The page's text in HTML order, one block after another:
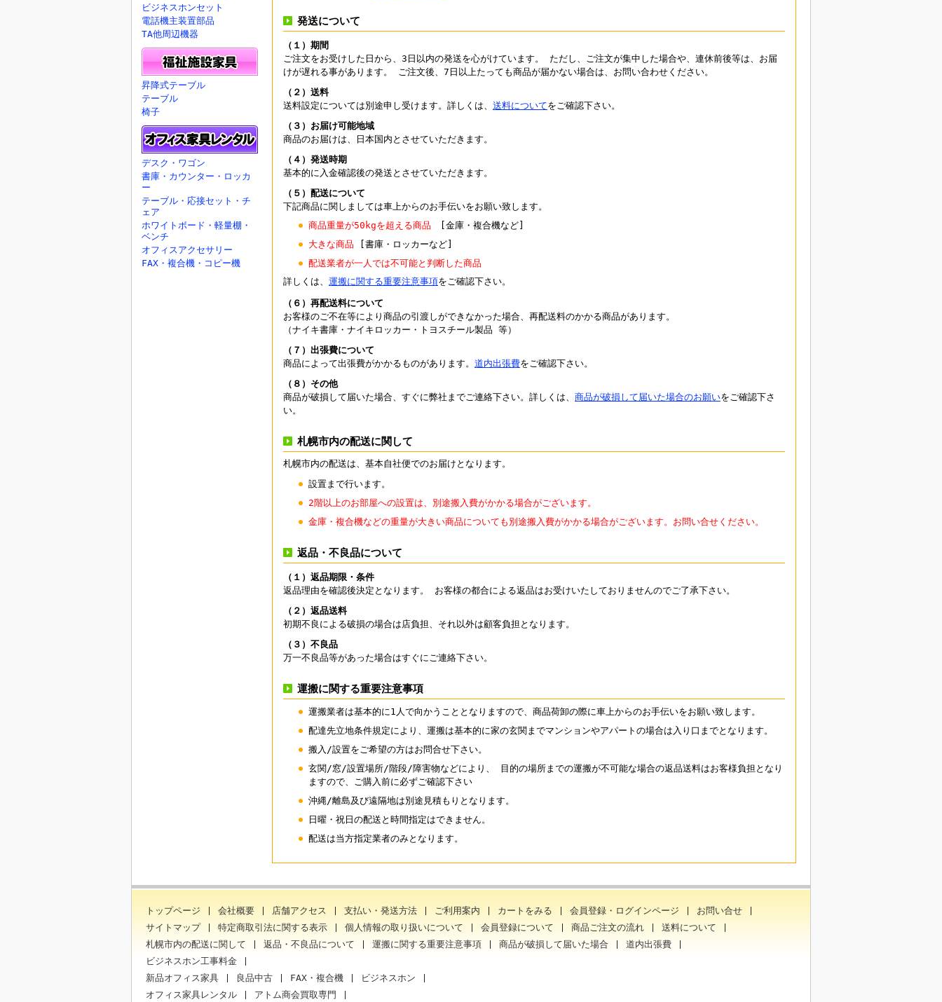
ビジネスホンセット
電話機主装置部品
TA他周辺機器
昇降式テーブル
テーブル
椅子
デスク・ワゴン
書庫・カウンター・ロッカ
ー
テーブル・応接セット・チ
ェア
ホワイトボード・軽量棚・
ベンチ
オフィスアクセサリー
FAX・複合機・コピー機
発送について
（１）期間
ご注文をお受けした日から、3日以内の発送を心がけています。 ただし、ご注文が集中した場合や、連休前後等は、お届
けが遅れる事があります。 ご注文後、7日以上たっても商品が届かない場合は、お問い合わせください。
（２）送料
送料設定については別途申し受けます。詳しくは、 送料についてをご確認下さい。
（３）お届け可能地域
商品のお届けは、日本国内とさせていただきます。
（４）発送時期
基本的に入金確認後の発送とさせていただきます。
（５）配送について
下記商品に関しましては車上からのお手伝いをお願い致します。
商品重量が50kgを超える商品 [金庫・複合機など]
大きな商品 [書庫・ロッカーなど]
配送業者が一人では不可能と判断した商品
詳しくは、 運搬に関する重要注意事項をご確認下さい。
（６）再配送料について
お客様のご不在等により商品の引渡しができなかった場合、再配送料のかかる商品があります。
（ナイキ書庫・ナイキロッカー・トヨスチール製品 等）
（７）出張費について
商品によって出張費がかかるものがあります。 道内出張費をご確認下さい。
（８）その他
商品が破損して届いた場合、すぐに弊社までご連絡下さい。詳しくは、 商品が破損して届いた場合のお願いをご確認下さ
い。
札幌市内の配送に関して
札幌市内の配送は、基本自社便でのお届けとなります。
設置まで行います。
2階以上のお部屋への設置は、別途搬入費がかかる場合がございます。
金庫・複合機などの重量が大きい商品についても別途搬入費がかかる場合がございます。お問い合せください。
返品・不良品について
（１）返品期限・条件
返品理由を確認後決定となります。 お客様の都合による返品はお受けいたしておりませんのでご了承下さい。
（２）返品送料
初期不良による破損の場合は店負担、それ以外は顧客負担となります。
（３）不良品
万一不良品等があった場合はすぐにご連絡下さい。
運搬に関する重要注意事項
運搬業者は基本的に1人で向かうこととなりますので、商品荷卸の際に車上からのお手伝いをお願い致します。
配達先立地条件規定により、運搬は基本的に家の玄関までマンションやアパートの場合は入り口までとなります。
搬入/設置をご希望の方はお問合せ下さい。
玄関/窓/設置場所/階段/障害物などにより、 目的の場所までの運搬が不可能な場合の返品送料はお客様負担となり
ますので、ご購入前に必ずご確認下さい
沖縄/離島及び遠隔地は別途見積もりとなります。
日曜・祝日の配送と時間指定はできません。
配送は当方指定業者のみとなります。
トップページ 会社概要 店舗アクセス 支払い・発送方法 ご利用案内 カートをみる 会員登録・ログインページ
お問い合せ
サイトマップ
特定商取引法に関する表示 個人情報の取り扱いについて 会員登録について 商品ご注文の流れ
送料について
札幌市内の配送に関して
返品・不良品について 運搬に関する重要注意事項 商品が破損して届いた場合
道内出張費
ビジネスホン工事料金
新品オフィス家具
良品中古 FAX・複合機
ビジネスホン
オフィス家具レンタル
アトム商会買取専門